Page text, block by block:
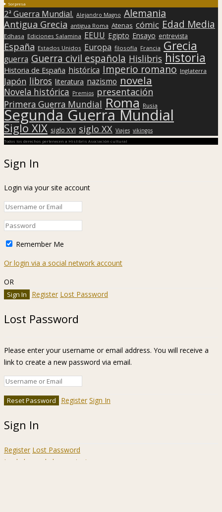
Sorpresa
2ª Guerra Mundial. Alejandro Magno Alemania
Antigua Grecia antigua Roma Atenas cómic Edad Media
Edhasa Ediciones Salamina EEUU Egipto Ensayo entrevista
España Estados Unidos Europa filosofía Francia Grecia
guerra Guerra civil española Hislibris historia
Historia de España histórica Imperio romano Inglaterra
Japón libros literatura nazismo novela
Novela histórica Premios presentación
Primera Guerra Mundial Roma Rusia
Segunda Guerra Mundial
Siglo XIX siglo XVI siglo XX Viajes vikingos
Todos los derechos pertenecen a Hislibris Asociación cultural
Sign In
Login via your site account
Remember Me
Or login via a social network account
OR
Register Lost Password
Lost Password
Please enter your username or email address. You will receive a
link to create a new password via email.
Register Sign In
Sign In
Register Lost Password
Ir a la barra de herramientas